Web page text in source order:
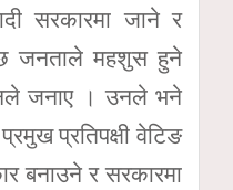
सरकारमा जाने र
जनताले महशुस हुने
जनाए । उनले भने
प्रतिपक्षी वेटिङ
बनाउने र सरकारमा